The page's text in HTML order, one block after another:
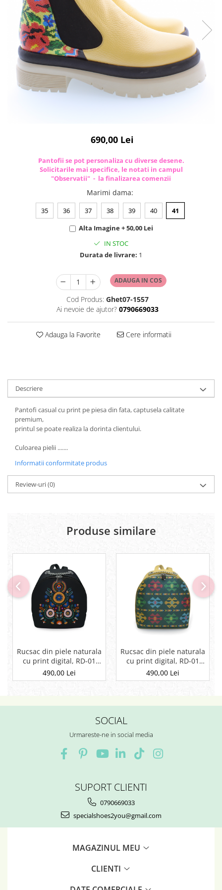
690,00 Lei
Pantofii se pot personaliza cu diverse desene.
Solicitarile mai specifice, le notati in campul
"Observatii" - la finalizarea comenzii
Marimi dama:
35 36 37 38 39 40
41
Alta Imagine + 50,00 Lei
IN STOC
Durata de livrare: 1
ADAUGA IN COS
Cod Produs: Ghet07-1557
Ai nevoie de ajutor? 0790669033
Adauga la Favorite Cere informatii
Descriere
Pantofi casual cu print pe piesa din fata, captusela calitate
premium,
printul se poate realiza la dorinta clientului.
Culoarea pielii .......
Informatii conformitate produs
Review-uri(0)
Produse similare
Rucsac din piele naturala
cu print digital, RD-01
Etnic 13, Negru
490,00 Lei
Rucsac din piele naturala
cu print digital, RD-01
Etnic 01
490,00 Lei
SOCIAL
Urmareste-ne in social media
SUPORT CLIENTI
0790669033
specialshoes2you@gmail.com
MAGAZINUL MEU
CLIENTI